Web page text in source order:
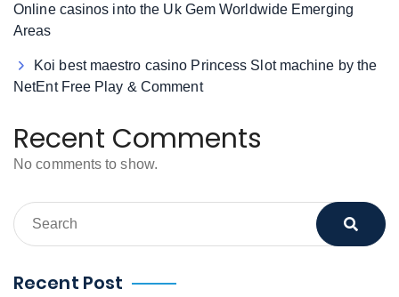
Online casinos into the Uk Gem Worldwide Emerging
Areas
Koi best maestro casino Princess Slot machine by the
NetEnt Free Play & Comment
Recent Comments
No comments to show.
Recent Post